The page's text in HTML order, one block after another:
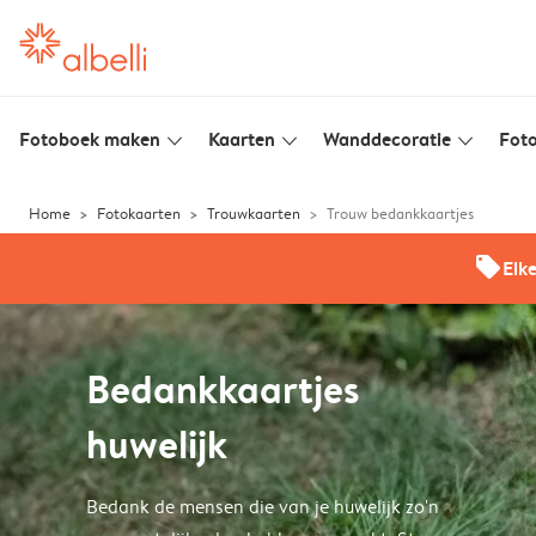
Fotoboek maken slim_arrow_down Kaarten slim_arrow_down Wanddecoratie slim_arrow_down
Home Fotokaarten Trouwkaarten Trouw bedankkaartjes
offers
Bedankkaartjes
huwelijk
Bedank de mensen die van je huwelijk zo'n